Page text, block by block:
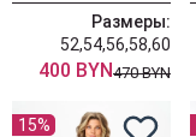
Размеры:
52,54,56,58,60
400 BYN470 BYN
15%